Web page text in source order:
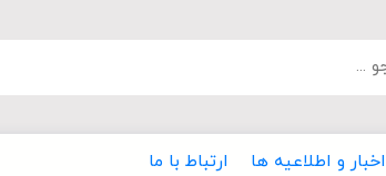
اخبار و اطلاعیه ها ارتباط با ما